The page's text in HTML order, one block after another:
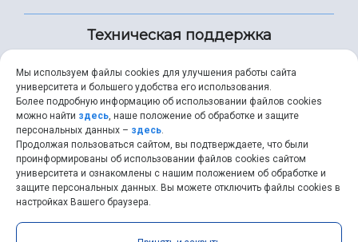
Техническая поддержка
+7 (846) 267-49-99
help@ssau.ru
Самарский университет © 2026 |ssau.ru
Мы используем файлы cookies для улучшения работы сайта
университета и большего удобства его использования.
Более подробную информацию об использовании файлов cookies
можно найти здесь, наше положение об обработке и защите
персональных данных – здесь.
Продолжая пользоваться сайтом, вы подтверждаете, что были
проинформированы об использовании файлов cookies сайтом
университета и ознакомлены с нашим положением об обработке и
защите персональных данных. Вы можете отключить файлы cookies в
настройках Вашего браузера.